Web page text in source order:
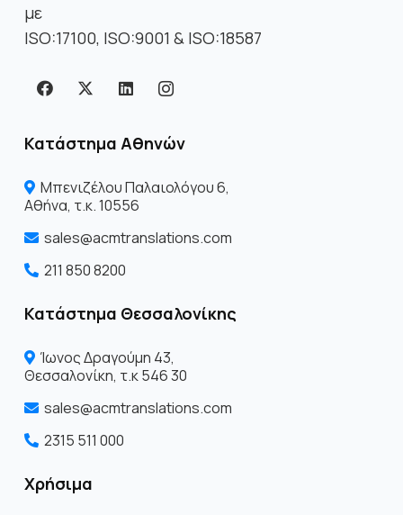
με
ISO:17100, ISO:9001 & ISO:18587
Κατάστημα Αθηνών
Μπενιζέλου Παλαιολόγου 6,
Αθήνα, τ.κ. 10556
sales@acmtranslations.com
211 850 8200
Κατάστημα Θεσσαλονίκης
Ίωνος Δραγoύμη 43,
Θεσσαλονίκη, τ.κ 546 30
sales@acmtranslations.com
2315 511 000
Χρήσιμα